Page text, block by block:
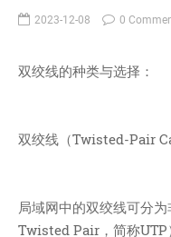
首页
文章
记录
CHATGPT
2023-12-08 0
双绞线的种类与选择：
双绞线（Twisted-Pair
局域网中的双绞线可分
Twisted Pair，简称